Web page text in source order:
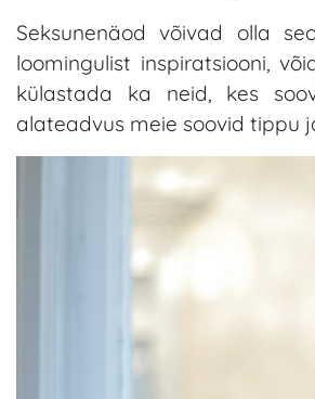
Seksunenäod võivad olla
loomingulist inspiratsiooni,
külastada ka neid, kes
alateadvus meie soovid tippu